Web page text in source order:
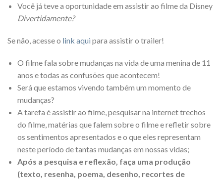
Você já teve a oportunidade em assistir ao filme da Disney
Divertidamente?
Se não, acesse o link aqui para assistir o trailer!
O filme fala sobre mudanças na vida de uma menina de 11
anos e todas as confusões que acontecem!
Será que estamos vivendo também um momento de
mudanças?
A tarefa é assistir ao filme, pesquisar na internet trechos
do filme, matérias que falem sobre o filme e refletir sobre
os sentimentos apresentados e o que eles representam
neste período de tantas mudanças em nossas vidas;
Após a pesquisa e reflexão, faça uma produção
(texto, resenha, poema, desenho, recortes de